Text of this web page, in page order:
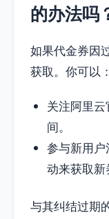
的办法吗
如果代金券因
获取。你可以：
关注阿里
间。
参与新用
动来获取新
与其纠结过期